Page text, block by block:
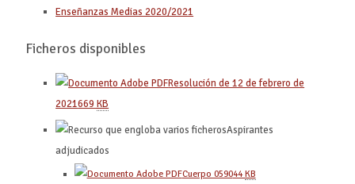
Enseñanzas Medias 2020/2021
Ficheros disponibles
Resolución de 12 de febrero de
2021669KB
Aspirantes
adjudicados
Cuerpo 059044KB